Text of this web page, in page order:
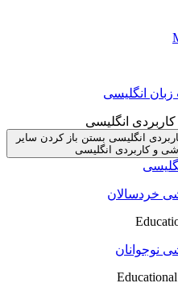
انگلیسی
انگلیسی
انگلیسی بستن باز کردن سایر
و کاربردی انگلیسی
خردسالان
نوجوانان